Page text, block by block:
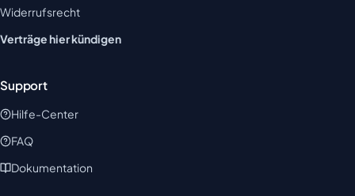
Widerrufsrecht
Verträge hier kündigen
Support
Hilfe-Center
FAQ
Dokumentation